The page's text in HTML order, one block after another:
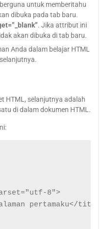
untuk memberitahu
dibuka pada tab baru.
. Jika attribut ini
akan dibuka di tab baru.
Anda dalam belajar HTML
HTML, selanjutnya adalah
di dalam dokumen HTML.
8">
pertamaku</title>